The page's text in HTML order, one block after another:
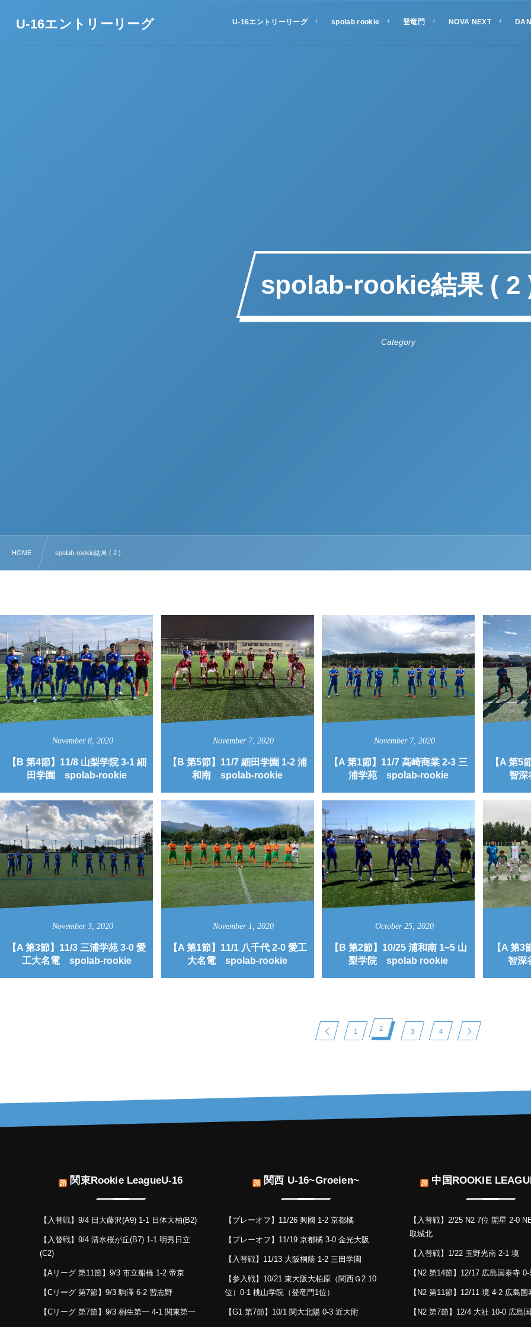
U-16エントリーリーグ U-16エントリーリーグ spolab rookie 登竜門 NOVA NEXT
spolab-rookie結果 ( 2
Category
HOME spolab-rookie結果 ( 2 )
November 8, 2020
【B 第4節】11/8 山梨学院 3-1 細
田学園 spolab-rookie
November 7,2020
【B 第5節】11/7 細田学園 1-2 浦
和南 spolab-rookie
November 7, 2020
【A 第1節】11/7 高崎商業 2-3 三
浦学苑 spolab-rookie
【A 第5
智
November 3, 2020
【A 第3節】11/3 三浦学苑 3-0 愛
工大名電 spolab-rookie
November 1,2020
【A 第1節】11/1 八千代 2-0 愛工
大名電 spolab-rookie
October 25, 2020
【B 第2節】10/25 浦和南 1−5 山
梨学院 spolab rookie
【A 第
智
1 2 3 4
関東Rookie LeagueU-16
【入替戦】9/4 日大藤沢(A9) 1-1 日体大柏(B2)
【入替戦】9/4 清水桜が丘(B7) 1-1 明秀日立
(C2)
【Aリーグ 第11節】9/3 市立船橋 1-2 帝京
【Cリーグ 第7節】9/3 駒澤 6-2 習志野
【Cリーグ 第7節】9/3 桐生第一 4-1 関東第一
関西 U-16~Groeien~
【プレーオフ】11/26 興國 1-2 京都橘
【プレーオフ】11/19 京都橘 3-0 金光大阪
【入替戦】11/13 大阪桐蔭 1-2 三田学園
【参入戦】10/21 東大阪大柏原（関西Ｇ2 10
位）0-1 桃山学院（登竜門1位）
【G1 第7節】10/1 関大北陽 0-3 近大附
中国ROOKIE
【入替戦】2/25 N2 7位 開星 2-0
取城北
【入替戦】1/22 玉野光南 2-1 境
【N2 第14節】12/17 広島国泰寺
【N2 第11節】12/11 境 4-2 広島国
【N2 第7節】12/4 大社 10-0 広島